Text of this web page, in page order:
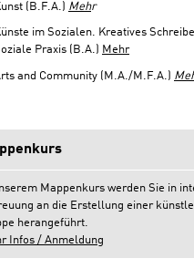
(B.F.A.) Mehr
im Sozialen. Kreatives
Praxis (B.A.) Mehr
and Community (M.A./M.F.A.)
Mappenkurs werden Sie in
an die Erstellung einer
herangeführt.
Infos / Anmeldung